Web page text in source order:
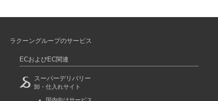
ラクーングループのサービス
ECおよびEC関連
スーパーデリバリー
卸・仕入れサイト